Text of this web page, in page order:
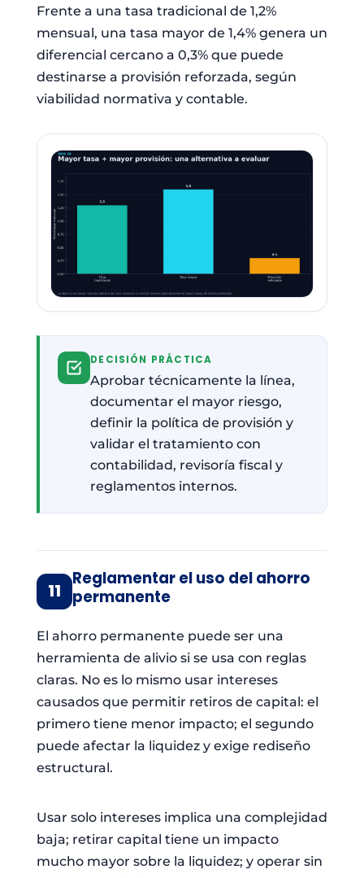
Frente a una tasa tradicional de 1,2%
mensual, una tasa mayor de 1,4% genera un
diferencial cercano a 0,3% que puede
destinarse a provisión reforzada, según
viabilidad normativa y contable.
DECISIÓN PRÁCTICA
Aprobar técnicamente la línea,
documentar el mayor riesgo,
definir la política de provisión y
validar el tratamiento con
contabilidad, revisoría fiscal y
reglamentos internos.
11
Reglamentar el uso del ahorro
permanente
El ahorro permanente puede ser una
herramienta de alivio si se usa con reglas
claras. No es lo mismo usar intereses
causados que permitir retiros de capital: el
primero tiene menor impacto; el segundo
puede afectar la liquidez y exige rediseño
estructural.
Usar solo intereses implica una complejidad
baja; retirar capital tiene un impacto
mucho mayor sobre la liquidez; y operar sin